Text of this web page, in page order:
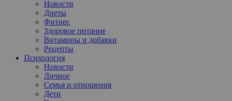
Новости
Диеты
Фитнес
Здоровое питание
Витамины и добавки
Рецепты
Психология
Новости
Личное
Семья и отношения
Дети